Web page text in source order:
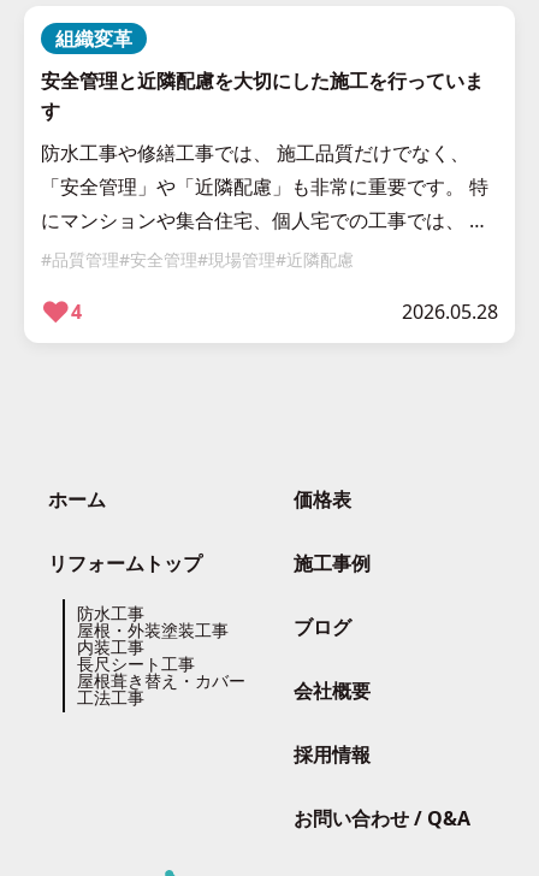
組織変革
安全管理と近隣配慮を大切にした施工を行っていま
す
防水工事や修繕工事では、 施工品質だけでなく、
「安全管理」や「近隣配慮」も非常に重要です。 特
にマンションや集合住宅、個人宅での工事では、 居
住者の皆さまが普段通り生活されている中で施工を
#品質管理#安全管理#現場管理#近隣配慮
❤︎4 2026.05.28
ホーム
リフォームトップ
防水工事
屋根・外装塗装工事
内装工事
長尺シート工事
屋根葺き替え・カバー
工法工事
価格表
施工事例
ブログ
会社概要
採用情報
お問い合わせ / Q&A